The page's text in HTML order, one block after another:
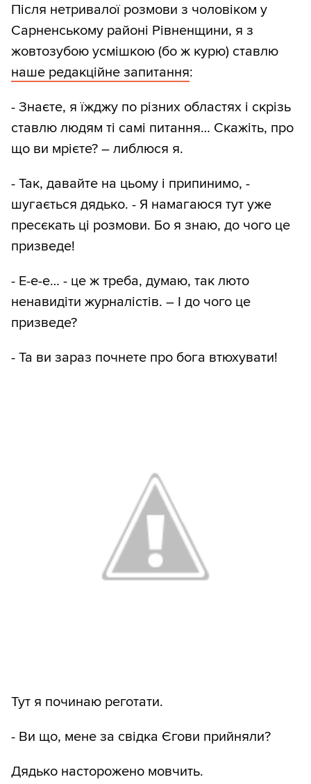
Після нетривалої розмови з чоловіком у
Сарненському районі Рівненщини, я з
жовтозубою усмішкою (бо ж курю) ставлю
наше редакційне запитання:
- Знаєте, я їжджу по різних областях і скрізь
ставлю людям ті самі питання… Скажіть, про
що ви мрієте? – либлюся я.
- Так, давайте на цьому і припинимо, -
шугається дядько. - Я намагаюся тут уже
пресєкать ці розмови. Бо я знаю, до чого це
призведе!
- Е-е-е… - це ж треба, думаю, так люто
ненавидіти журналістів. – І до чого це
призведе?
- Та ви зараз почнете про бога втюхувати!
Тут я починаю реготати.
- Ви що, мене за свідка Єгови прийняли?
Дядько насторожено мовчить.